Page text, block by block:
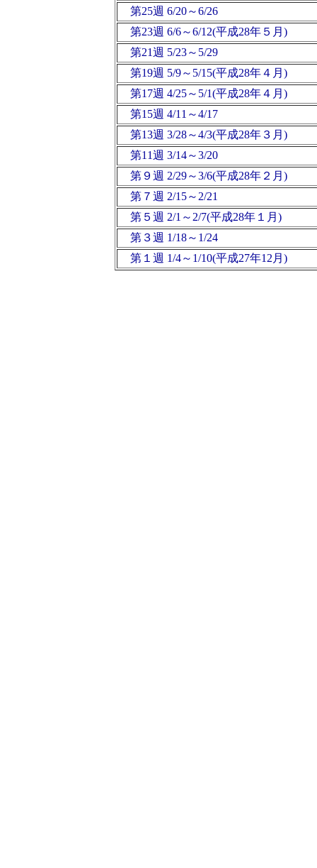
第25週 6/20～6/26
第23週 6/6～6/12(平成28年５月)
第21週 5/23～5/29
第19週 5/9～5/15(平成28年４月)
第17週 4/25～5/1(平成28年４月)
第15週 4/11～4/17
第13週 3/28～4/3(平成28年３月)
第11週 3/14～3/20
第９週 2/29～3/6(平成28年２月)
第７週 2/15～2/21
第５週 2/1～2/7(平成28年１月)
第３週 1/18～1/24
第１週 1/4～1/10(平成27年12月)